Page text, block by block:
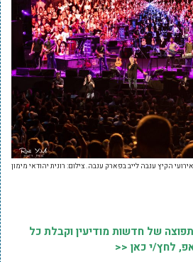
הקיץ ענבה לייב בפארק ענבה. צילום: רונית יהודאי מימון
של חדשות מודיעין וקבלת כל
לחץ/י כאן <<